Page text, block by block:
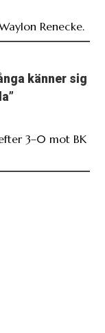
Renecke.
känner sig
3–0 mot BK